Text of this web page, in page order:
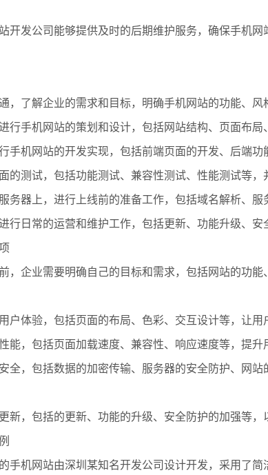
开发公司能够提供及时的后期维护服务，确保手机
，了解企业的需求和目标，明确手机网站的功能、风
行手机网站的策划和设计，包括网站结构、页面布局
手机网站的开发实现，包括前端页面的开发、后端功
的测试，包括功能测试、兼容性测试、性能测试等，
务器上，进行上线前的准备工作，包括域名解析、服
行日常的运营和维护工作，包括更新、功能升级、安
，企业需要明确自己的目标和需求，包括网站的功
户体验，包括页面的布局、色彩、交互设计等，让用
能，包括页面加载速度、兼容性、响应速度等，提升
全，包括数据的加密传输、服务器的安全防护、网
新，包括的更新、功能的升级、安全防护的加强等，
手机网站由深圳某知名开发公司设计开发，采用了